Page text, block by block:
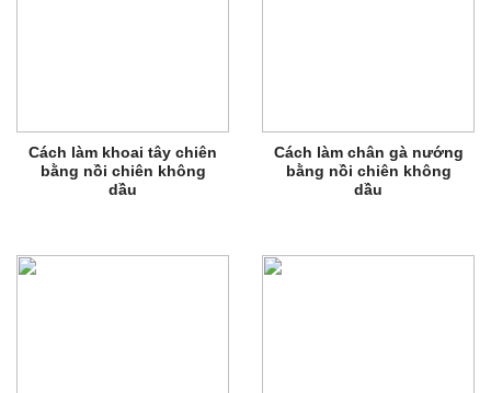
Cách làm khoai tây chiên
bằng nồi chiên không
dầu
Cách làm chân gà nướng
bằng nồi chiên không
dầu